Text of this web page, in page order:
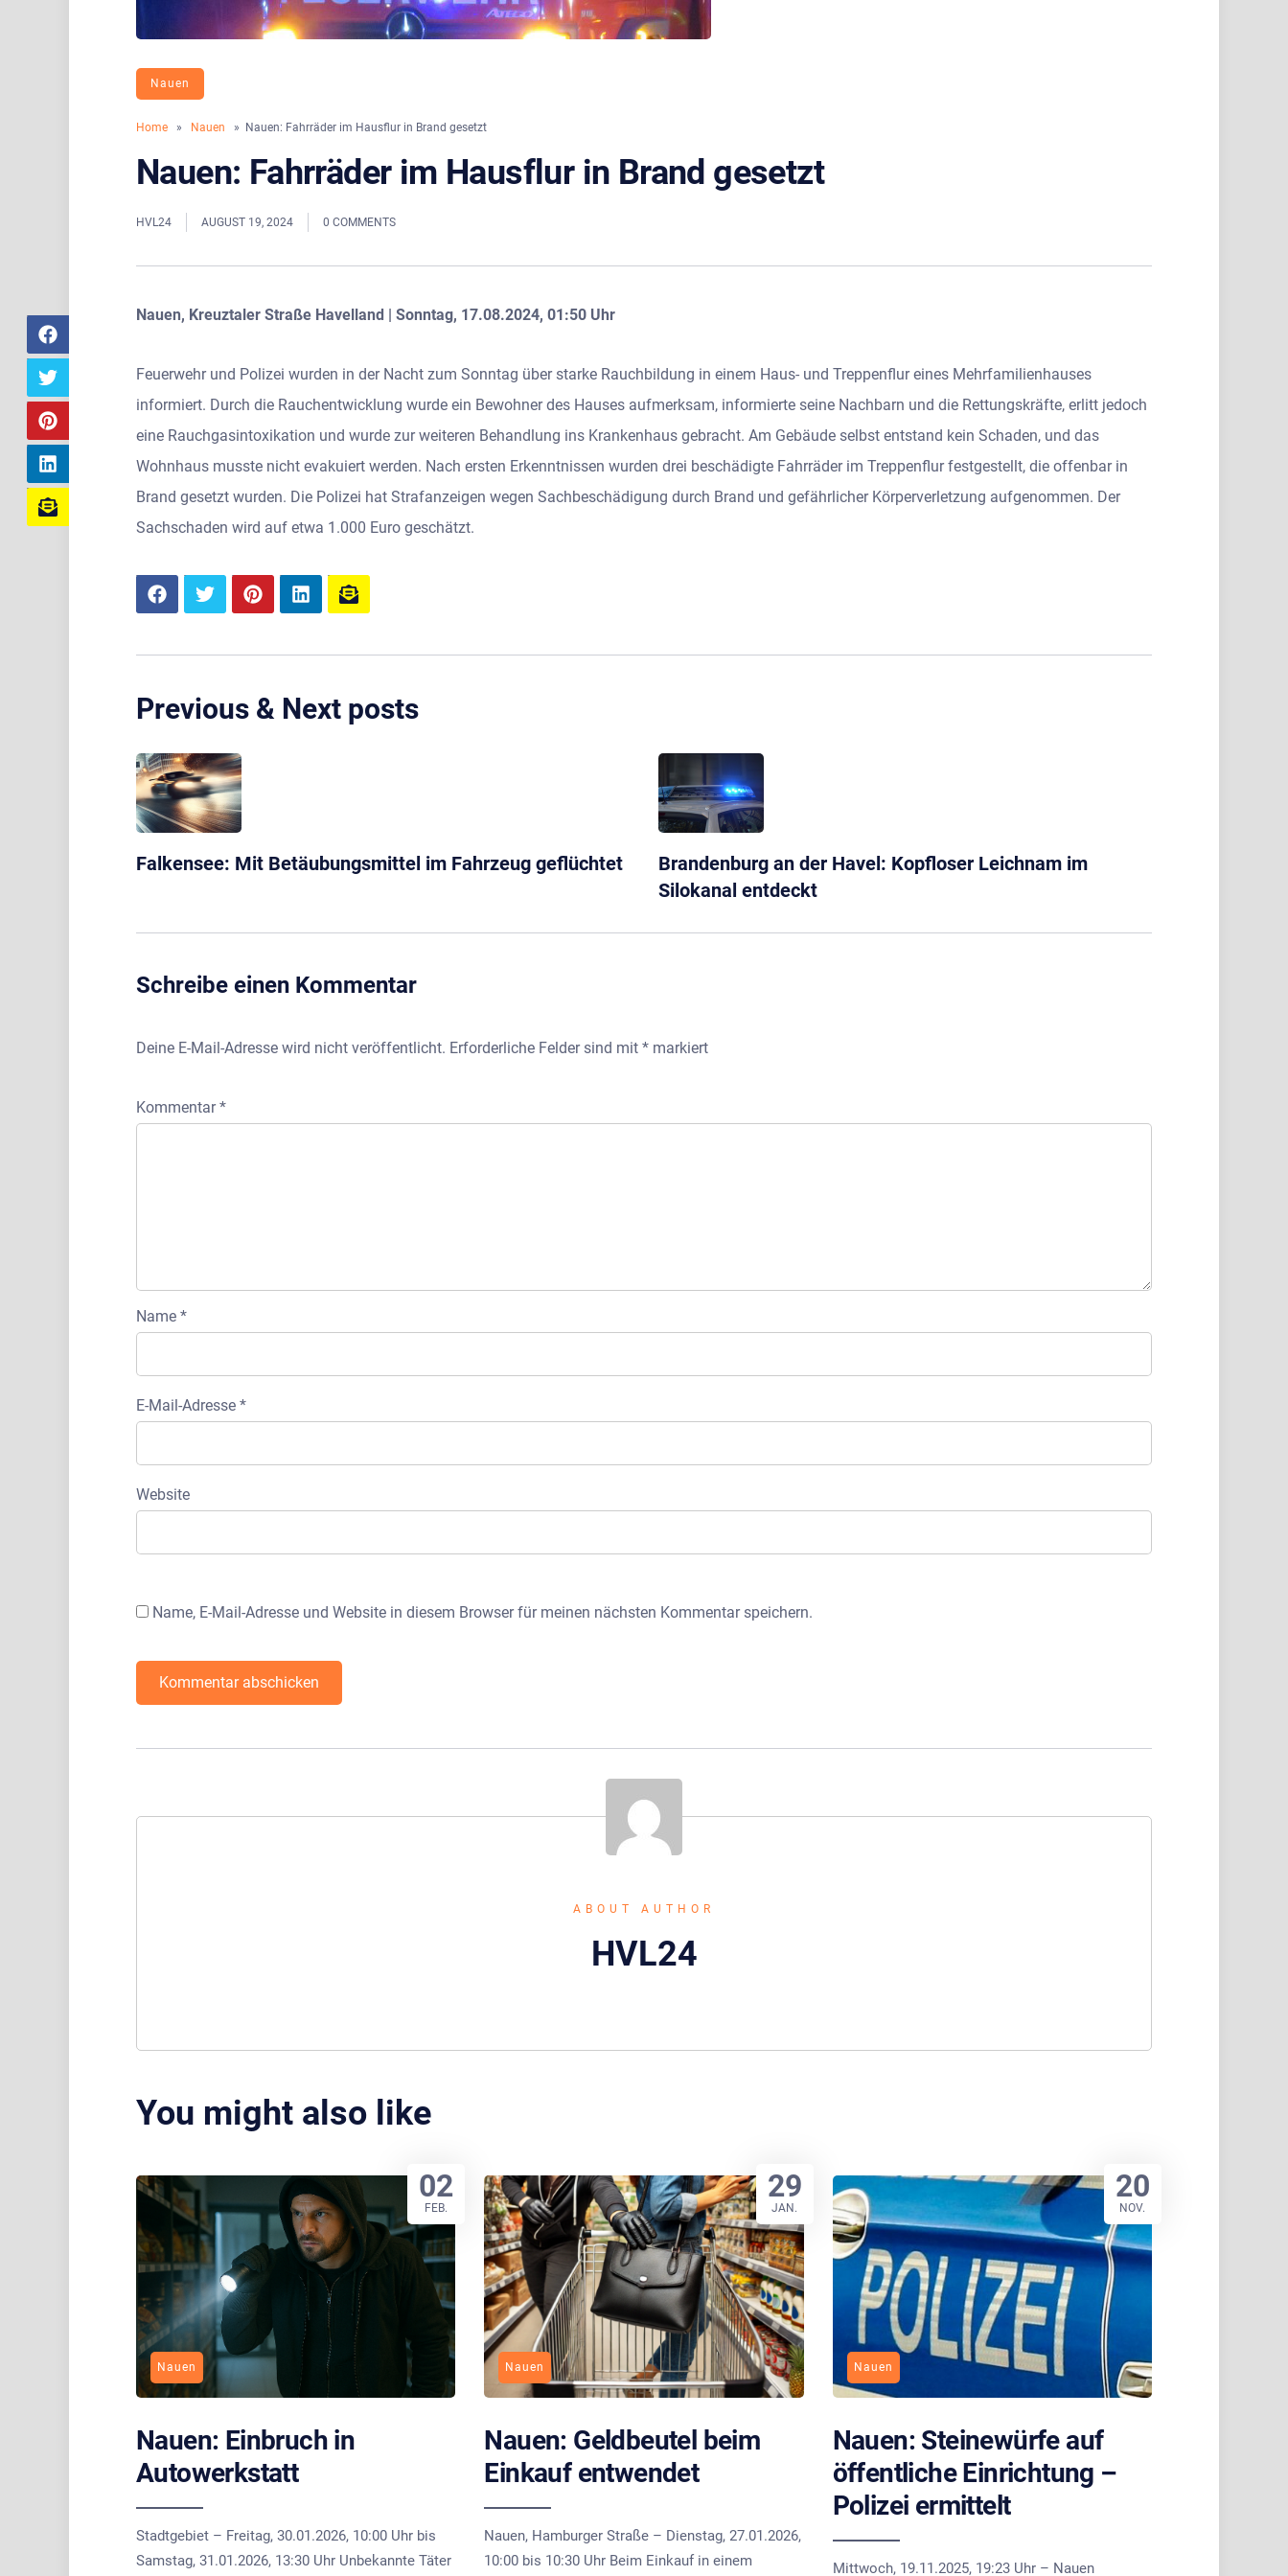
Nauen
Home » Nauen » Nauen: Fahrräder im Hausflur in Brand gesetzt
Nauen: Fahrräder im Hausflur in Brand gesetzt
HVL24 AUGUST 19, 2024 0 COMMENTS
Nauen, Kreuztaler Straße Havelland | Sonntag, 17.08.2024, 01:50 Uhr
Feuerwehr und Polizei wurden in der Nacht zum Sonntag über starke Rauchbildung in einem Haus- und Treppenflur eines Mehrfamilienhauses
informiert. Durch die Rauchentwicklung wurde ein Bewohner des Hauses aufmerksam, informierte seine Nachbarn und die Rettungskräfte, erlitt jedoch
eine Rauchgasintoxikation und wurde zur weiteren Behandlung ins Krankenhaus gebracht. Am Gebäude selbst entstand kein Schaden, und das
Wohnhaus musste nicht evakuiert werden. Nach ersten Erkenntnissen wurden drei beschädigte Fahrräder im Treppenflur festgestellt, die offenbar in
Brand gesetzt wurden. Die Polizei hat Strafanzeigen wegen Sachbeschädigung durch Brand und gefährlicher Körperverletzung aufgenommen. Der
Sachschaden wird auf etwa 1.000 Euro geschätzt.
Previous & Next posts
Falkensee: Mit Betäubungsmittel im Fahrzeug geflüchtet
Brandenburg an der Havel: Kopfloser Leichnam im
Silokanal entdeckt
Schreibe einen Kommentar
Deine E-Mail-Adresse wird nicht veröffentlicht. Erforderliche Felder sind mit * markiert
Kommentar*
Name *
E-Mail-Adresse *
Website
Name, E-Mail-Adresse und Website in diesem Browser für meinen nächsten Kommentar speichern.
ABOUT AUTHOR
HVL24
You might also like
Nauen
Nauen: Einbruch in
Autowerkstatt
Stadtgebiet – Freitag, 30.01.2026, 10:00 Uhr bis
Samstag, 31.01.2026, 13:30 Uhr Unbekannte Täter
02
FEB.
Nauen
Nauen: Geldbeutel beim
Einkauf entwendet
Nauen, Hamburger Straße – Dienstag, 27.01.2026,
10:00 bis 10:30 Uhr Beim Einkauf in einem
29
JAN.
Nauen
Nauen: Steinewürfe auf
öffentliche Einrichtung –
Polizei ermittelt
Mittwoch, 19.11.2025, 19:23 Uhr – Nauen
20
NOV.